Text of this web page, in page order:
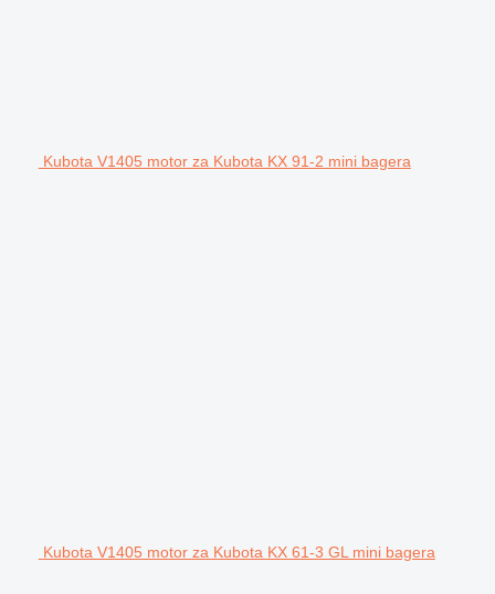
Kubota V1405 motor za Kubota KX 91-2 mini bagera
Kubota V1405 motor za Kubota KX 61-3 GL mini bagera